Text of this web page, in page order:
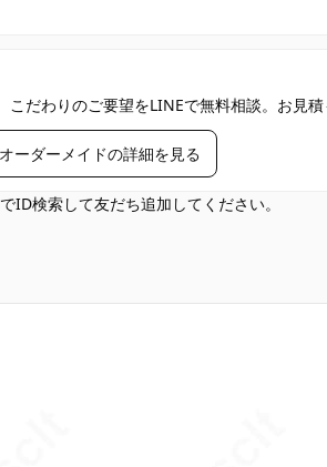
だわりのご要望をLINEで無料相談。お見積
オーダーメイドの詳細を見る
検索して友だち追加してください。